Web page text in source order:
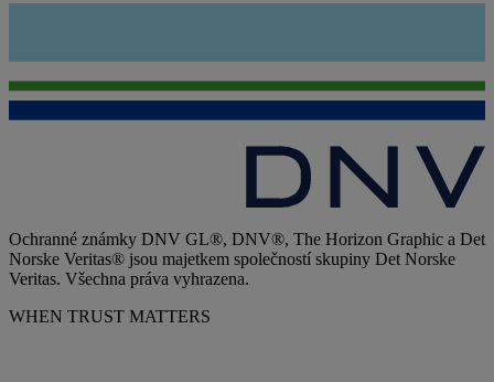
Ochranné známky DNV GL®, DNV®, The Horizon Graphic a Det
Norske Veritas® jsou majetkem společností skupiny Det Norske
Veritas. Všechna práva vyhrazena.
WHEN TRUST MATTERS